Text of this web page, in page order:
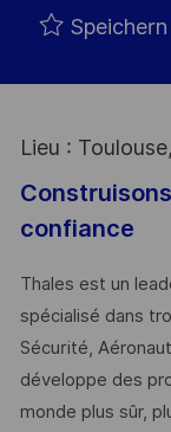
Speichern
Lieu :
confiance
Thales est un
spécialisé dans
Sécurité,
développe des
monde plus sûr,